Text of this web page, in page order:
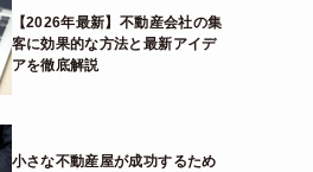
【2026年最新】不動産会社の集
客に効果的な方法と最新アイデ
アを徹底解説
小さな不動産屋が成功するため